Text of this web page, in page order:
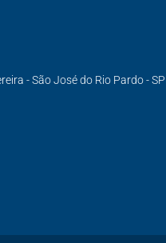
- São José do Rio Pardo - SP